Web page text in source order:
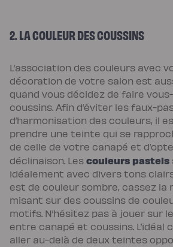
matelas
molleton
Linges
de
lit
Parures
Housses
de
couette
Taies
d’oreiller
Draps
Matières
Percale
de
coton
Gaze
de
coton
Satin
de
coton
Lin
2. LA COULEUR DES COUSSINS
L’association des couleurs avec
décoration de votre salon est
quand vous décidez de faire
coussins. Afin d’éviter les faux-
d’harmonisation des couleurs, il
prendre une teinte qui se
de celle de votre canapé et
déclinaison. Les couleurs pastels
idéalement avec divers tons
est de couleur sombre, cassez la
misant sur des coussins de
motifs. N’hésitez pas à jouer sur
entre canapé et coussins. L’idéal
aller au-delà de deux teintes